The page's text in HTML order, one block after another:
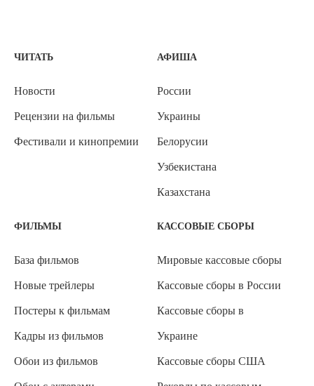
ЧИТАТЬ
Новости
Рецензии на фильмы
Фестивали и кинопремии
АФИША
России
Украины
Белорусии
Узбекистана
Казахстана
ФИЛЬМЫ
База фильмов
Новые трейлеры
Постеры к фильмам
Кадры из фильмов
Обои из фильмов
КАССОВЫЕ СБОРЫ
Мировые кассовые сборы
Кассовые сборы в России
Кассовые сборы в
Украине
Кассовые сборы США